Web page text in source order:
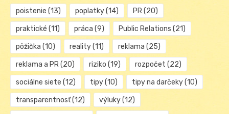
poistenie (13) poplatky(14) PR(20)
praktické (11) práca (9) Public Relations (21)
pôžička (10) reality(11) reklama (25)
reklama a PR(20) riziko (19) rozpočet (22)
sociálne siete (12) tipy(10) tipy na darčeky(10)
transparentnosť(12) výluky(12)